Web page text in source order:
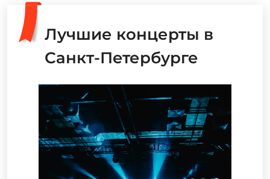
Лучшие концерты в
Санкт-Петербурге